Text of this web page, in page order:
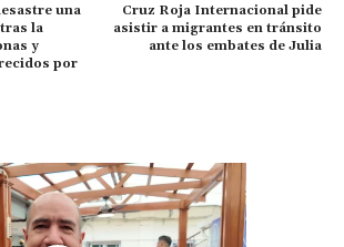
una
la
y
por
Cruz Roja Internacional pide
asistir a migrantes en tránsito
ante los embates de Julia